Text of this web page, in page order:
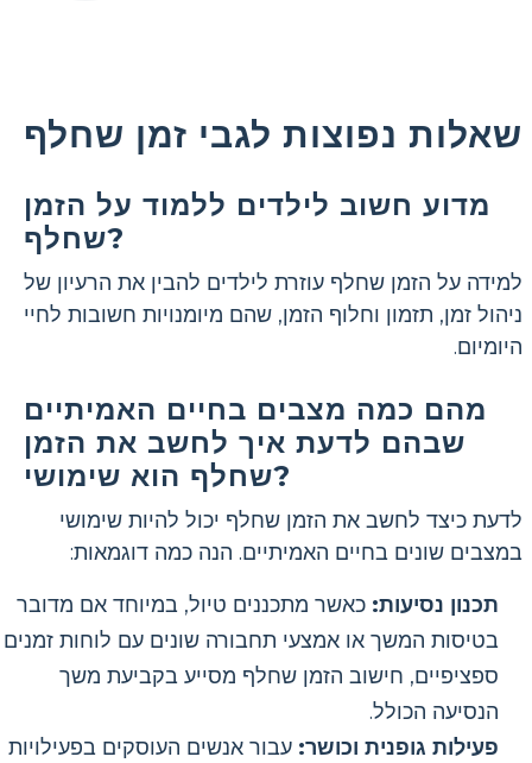
שאלות נפוצות לגבי זמן שחלף
מדוע חשוב לילדים ללמוד על הזמן
שחלף?
למידה על הזמן שחלף עוזרת לילדים להבין את הרעיון של
ניהול זמן, תזמון וחלוף הזמן, שהם מיומנויות חשובות לחיי
היומיום.
מהם כמה מצבים בחיים האמיתיים
שבהם לדעת איך לחשב את הזמן
שחלף הוא שימושי?
לדעת כיצד לחשב את הזמן שחלף יכול להיות שימושי
במצבים שונים בחיים האמיתיים. הנה כמה דוגמאות:
תכנון נסיעות: כאשר מתכננים טיול, במיוחד אם מדובר
בטיסות המשך או אמצעי תחבורה שונים עם לוחות זמנים
ספציפיים, חישוב הזמן שחלף מסייע בקביעת משך
הנסיעה הכולל.
פעילות גופנית וכושר: עבור אנשים העוסקים בפעילויות